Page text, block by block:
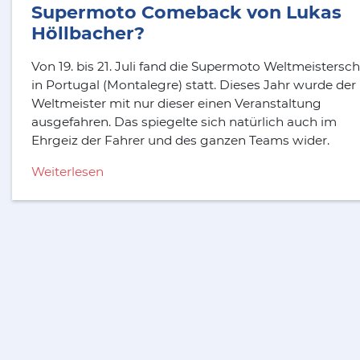
Supermoto Comeback von Lukas
Höllbacher?
Von 19. bis 21. Juli fand die Supermoto
in Portugal (Montalegre) statt. Dieses Jahr wurde der
Weltmeister mit nur dieser einen Veranstaltung
ausgefahren. Das spiegelte sich natürlich auch im
Ehrgeiz der Fahrer und des ganzen Teams wider.
Weiterlesen